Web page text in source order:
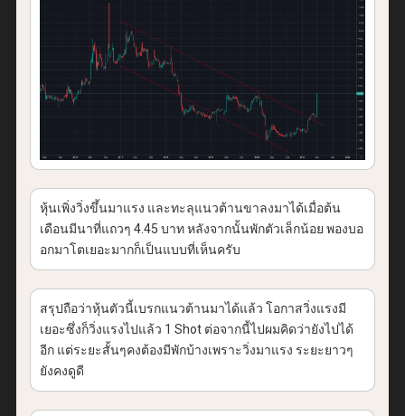
หุ้นเพิ่งวิ่งขึ้นมาแรง และทะลุแนวต้านขาลงมาได้เมื่อต้น
เดือนมีนาที่แถวๆ 4.45 บาท หลังจากนั้นพักตัวเล็กน้อย พองบอ
อกมาโตเยอะมากก็เป็นแบบที่เห็นครับ
สรุปถือว่าหุ้นตัวนี้เบรกแนวต้านมาได้แล้ว โอกาสวิ่งแรงมี
เยอะซึ่งก็วิ่งแรงไปแล้ว 1 Shot ต่อจากนี้ไปผมคิดว่ายังไปได้
อีก แต่ระยะสั้นๆคงต้องมีพักบ้างเพราะวิ่งมาแรง ระยะยาวๆ
ยังคงดูดี